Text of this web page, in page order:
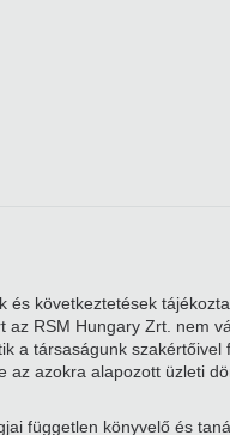
következtetések
RSM Hungary Zrt. nem
a társaságunk
azokra alapozott üzleti
független könyvelő és